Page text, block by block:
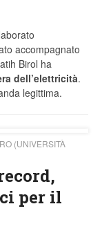
accompagnato
Birol ha
dell’elettricità.
legittima.
(UNIVERSITÀ
per il